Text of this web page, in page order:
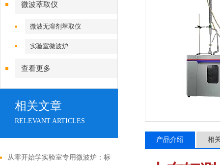
微波萃取仪
微波无溶剂萃取仪
实验室微波炉
查看更多
相关文章
RELEVANT ARTICLES
从零开始学实验室专用微波炉：标
产品介绍 相